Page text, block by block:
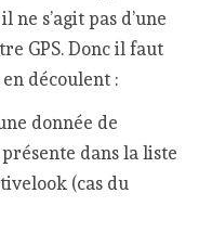
ne s’agit pas d’une
GPS. Donc il faut
découlent :
donnée de
présente dans la liste
(cas du